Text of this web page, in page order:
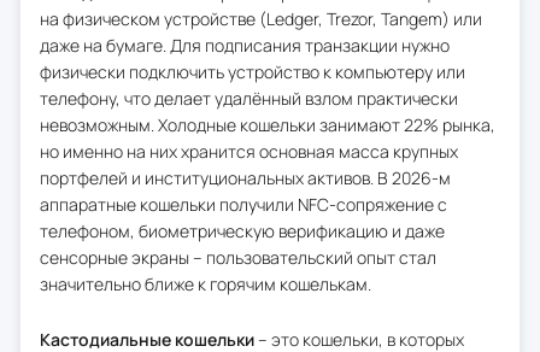
на физическом устройстве (Ledger, Trezor, Tangem) или
даже на бумаге. Для подписания транзакции нужно
физически подключить устройство к компьютеру или
телефону, что делает удалённый взлом практически
невозможным. Холодные кошельки занимают 22% рынка,
но именно на них хранится основная масса крупных
портфелей и институциональных активов. В 2026-м
аппаратные кошельки получили NFC-сопряжение с
телефоном, биометрическую верификацию и даже
сенсорные экраны – пользовательский опыт стал
значительно ближе к горячим кошелькам.
Кастодиальные кошельки– это кошельки, в которых